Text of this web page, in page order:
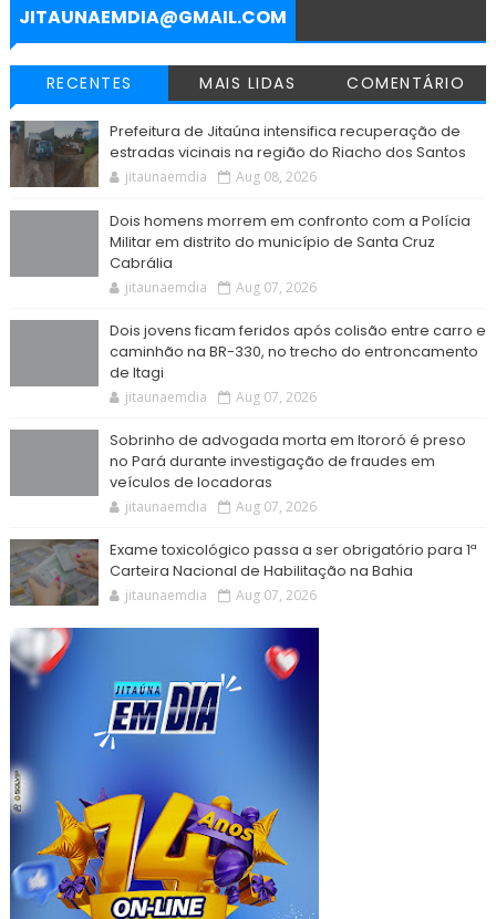
r
JITAUNAEMDIA@GMAIL.COM
RECENTES MAIS LIDAS COMENTÁRIO
Prefeitura de Jitaúna intensifica recuperação de
estradas vicinais na região do Riacho dos Santos
jitaunaemdia Aug 08, 2026
Dois homens morrem em confronto com a Polícia
Militar em distrito do município de Santa Cruz
Cabrália
jitaunaemdia Aug 07, 2026
Dois jovens ficam feridos após colisão entre carro e
caminhão na BR-330, no trecho do entroncamento
de Itagi
jitaunaemdia Aug 07, 2026
Sobrinho de advogada morta em Itororó é preso
no Pará durante investigação de fraudes em
veículos de locadoras
jitaunaemdia Aug 07, 2026
Exame toxicológico passa a ser obrigatório para 1ª
Carteira Nacional de Habilitação na Bahia
jitaunaemdia Aug 07, 2026